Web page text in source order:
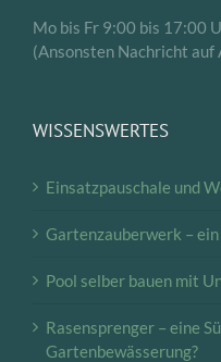
Mo bis Fr 9:00 bis 17:00
(Ansonsten Nachricht auf
WISSENSWERTES
Einsatzpauschale und
Gartenzauberwerk –
Pool selber bauen mit
Rasensprenger – eine
Gartenbewässerung?